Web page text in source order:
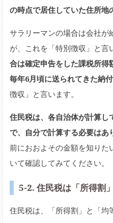
の時点で居住していた住所地
サラリーマンの場合は会社が
が、これを「特別徴収」と言
合は確定申告をした課税所得
毎年6月頃に送られてきた納
徴収」と言います。
住民税は、各自治体が計算し
で、自分で計算する必要はあ
前におおよその金額を知りた
いて確認してみてください。
5-2. 住民税は「所得割
住民税は、「所得割」と「均